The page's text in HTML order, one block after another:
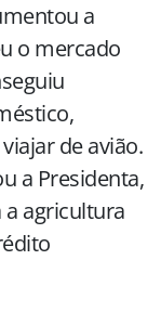
a
o mercado
de avião.
a Presidenta,
agricultura